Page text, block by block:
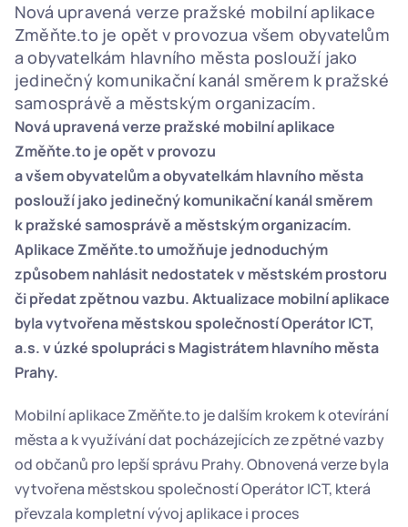
Nová upravená verze pražské mobilní aplikace
Změňte.to je opět v provozua všem obyvatelům
a obyvatelkám hlavního města poslouží jako
jedinečný komunikační kanál směrem k pražské
samosprávě a městským organizacím.
Nová upravená verze pražské mobilní aplikace
Změňte.to je opět v provozu
a všem obyvatelům a obyvatelkám hlavního města
poslouží jako jedinečný komunikační kanál směrem
k pražské samosprávě a městským organizacím.
Aplikace Změňte.to umožňuje jednoduchým
způsobem nahlásit nedostatek v městském prostoru
či předat zpětnou vazbu. Aktualizace mobilní aplikace
byla vytvořena městskou společností Operátor ICT,
a.s. v úzké spolupráci s Magistrátem hlavního města
Prahy.
Mobilní aplikace Změňte.to je dalším krokem k otevírání
města a k využívání dat pocházejících ze zpětné vazby
od občanů pro lepší správu Prahy. Obnovená verze byla
vytvořena městskou společností Operátor ICT, která
převzala kompletní vývoj aplikace i proces